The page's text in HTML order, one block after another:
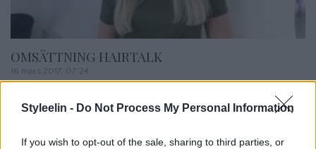
Styleelin - Do Not Process My Personal Information
If you wish to opt-out of the sale, sharing to third parties, or
OMSÄTTNING HAIRTALK
16 mars 2017, 07:24
God morgon finisar! Hur mår ni idag? Det är redan
torsdag och ikväll ska jag få hem Torsten, som jag
längtat sönder efter honom. Jag sitter med en kopp